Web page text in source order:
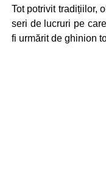
Tot potrivit tradițiilor,
seri de lucruri pe
fi urmărit de ghinion